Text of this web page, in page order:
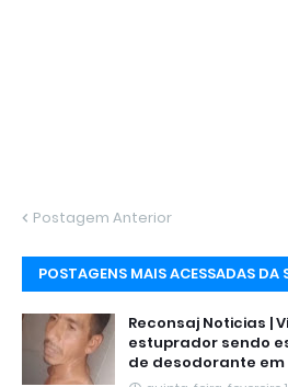
Postagem Anterior
POSTAGENS MAIS ACESSADAS DA
Reconsaj Noticias |
estuprador sendo
de desodorante em